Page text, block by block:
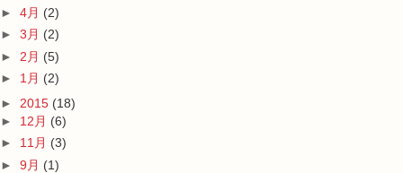
► 4月 (2)
► 3月 (2)
► 2月 (5)
► 1月 (2)
► 2015 (18)
► 12月 (6)
► 11月 (3)
► 9月 (1)